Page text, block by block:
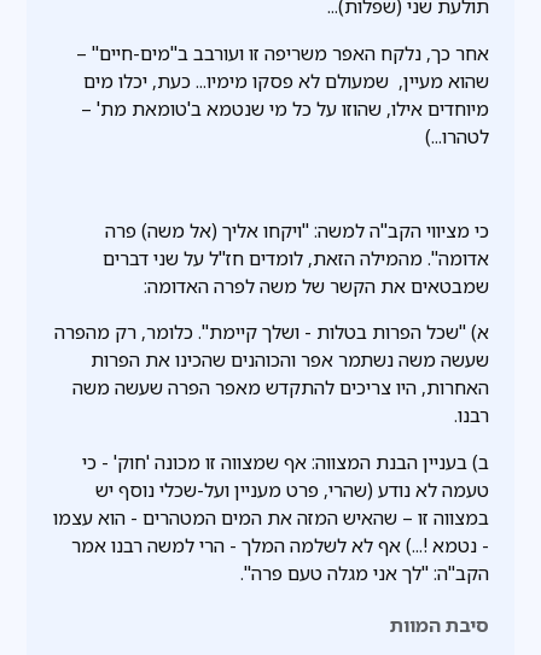
תולעת שני (שפלות)...
אחר כך, נלקח האפר משריפה זו ועורבב ב"מים-חיים" –
שהוא מעיין, שמעולם לא פסקו מימיו... כעת, יכלו מים
מיוחדים אילו, שהוזו על כל מי שנטמא ב'טומאת מת' –
לטהרו...)
כי מציווי הקב"ה למשה: "ויקחו אליך (אל משה) פרה
אדומה". מהמילה הזאת, לומדים חז"ל על שני דברים
שמבטאים את הקשר של משה לפרה האדומה:
א) "שכל הפרות בטלות - ושלך קיימת". כלומר, רק מהפרה
שעשה משה נשתמר אפר והכוהנים שהכינו את הפרות
האחרות, היו צריכים להתקדש מאפר הפרה שעשה משה
רבנו.
ב) בעניין הבנת המצווה: אף שמצווה זו מכונה 'חוק' - כי
טעמה לא נודע (שהרי, פרט מעניין ועל-שכלי נוסף יש
במצווה זו – שהאיש המזה את המים המטהרים - הוא עצמו
- נטמא !...) אף לא לשלמה המלך - הרי למשה רבנו אמר
הקב"ה: "לך אני מגלה טעם פרה".
סיבת המוות